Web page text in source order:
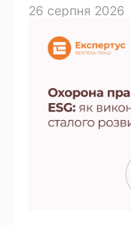
26 серпня 2026